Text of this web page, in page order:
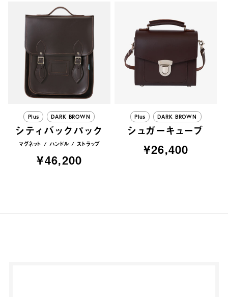
Plus DARK BROWN
シティバックパック
マグネット ハンドル ストラップ
¥46,200
Plus DARK BROWN
シュガーキューブ
¥26,400